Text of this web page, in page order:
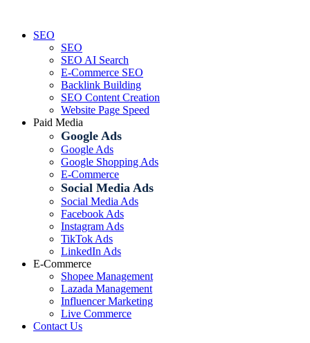
contentSEO
SEO
SEO AI Search
E-Commerce SEO
Backlink Building
SEO Content Creation
Website Page Speed
Paid Media
Google Ads
Google Ads
Google Shopping Ads
E-Commerce
Social Media Ads
Social Media Ads
Facebook Ads
Instagram Ads
TikTok Ads
LinkedIn Ads
E-Commerce
Shopee Management
Lazada Management
Influencer Marketing
Live Commerce
Contact Us